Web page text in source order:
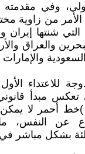
وفي مقدمته
الأمر من زاوية
شنتها إيران
والعراق
والإمارات
للاعتداء
تعكس مبدأ
)خط أحمر لا
عن النفس،
بشكل مباشر في